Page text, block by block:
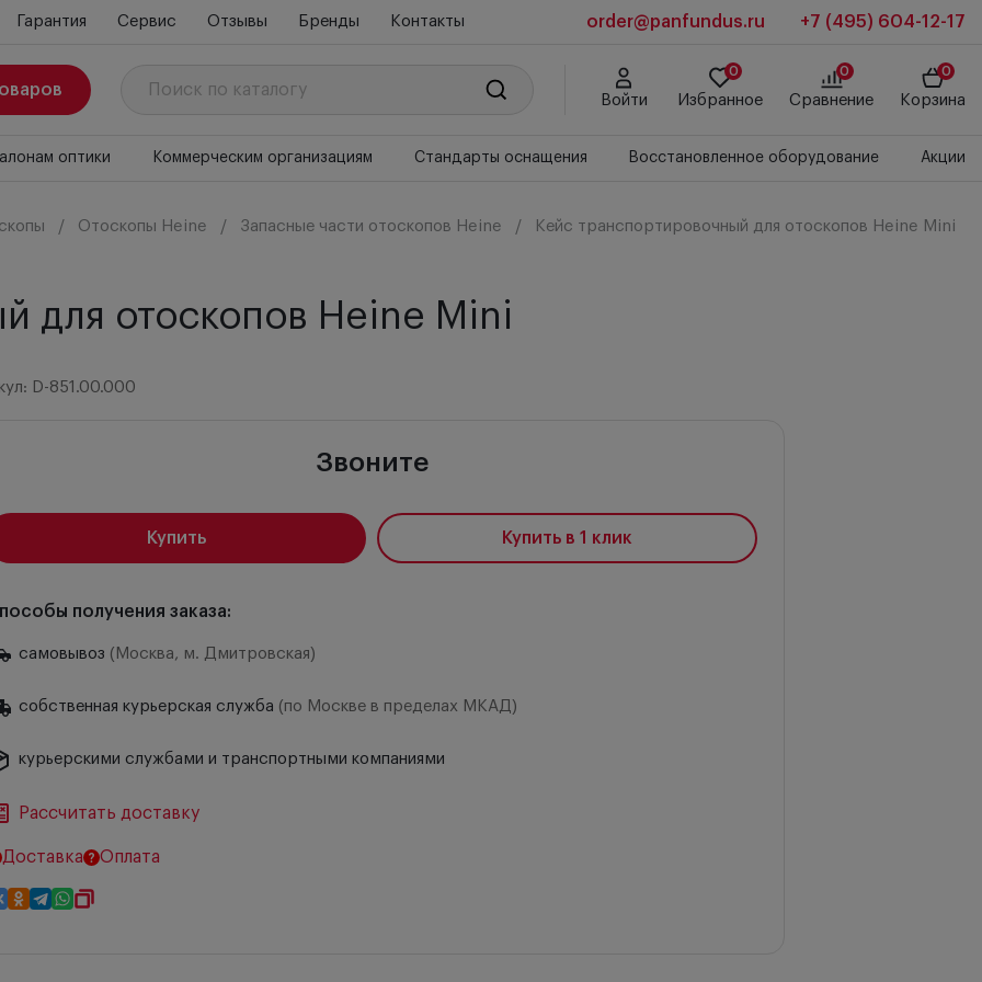
Гарантия Сервис Отзывы Бренды Контакты order@panfundus.ru +7 (495) 604-12-17
Войти
0
Избранное
0
Сравнение
0
Корзина
оптики Коммерческим организациям Стандарты оснащения Восстановленное оборудование Акции
Отоскопы Heine Запасные части отоскопов Heine Кейс транспортировочный для отоскопов Heine Mini
для отоскопов Heine Mini
D-851.00.000
Звоните
Купить Купить в 1 клик
получения заказа:
самовывоз (Москва, м. Дмитровская)
собственная курьерская служба (по Москве в пределах МКАД)
курьерскими службами и транспортными компаниями
Рассчитать доставку
Доставка Оплата